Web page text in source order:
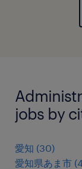
jobs by
愛知 (30)
愛知県あま市 (